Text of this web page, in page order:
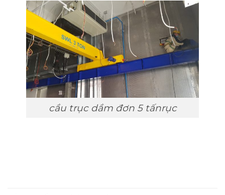
cầu trục dầm đơn 5 tấnrục